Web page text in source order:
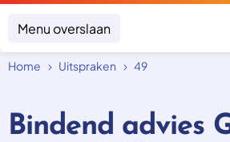
Menu overslaan
Onderwerpen
Home Uitspraken 49
Bindend advies